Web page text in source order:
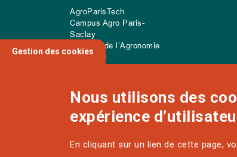
AgroParisTech
Campus Agro Paris-
Saclay
22 place de l’Agronomie
CS20040
Gestion des cookies
Nous utilisons des
expérience
En cliquant sur un lien de cette page,